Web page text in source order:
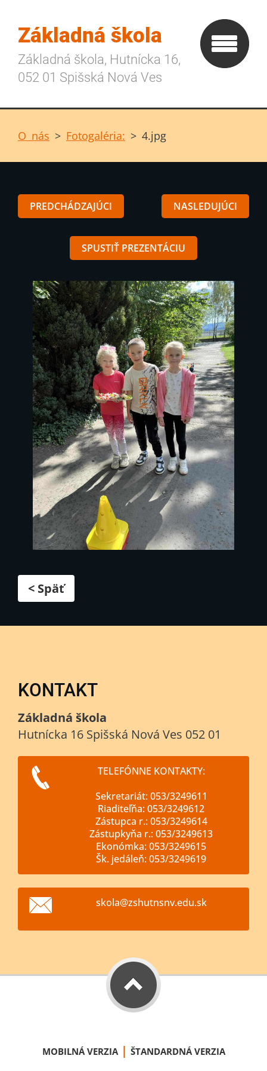
Základná škola
Základná škola, Hutnícka 16,
052 01 Spišská Nová Ves
O nás > Fotogaléria: > 4.jpg
PREDCHÁDZAJÚCI NASLEDUJÚCI
SPUSTIŤ PREZENTÁCIU
< Späť
KONTAKT
Základná škola
Hutnícka 16 Spišská Nová Ves 052 01
TELEFÓNNE KONTAKTY:
Sekretariát: 053/3249611
Riaditeľňa: 053/3249612
Zástupca r.: 053/3249614
Zástupkyňa r.: 053/3249613
Ekonómka: 053/3249615
Šk. jedáleň: 053/3249619
skola@zshutnsnv.edu.sk
MOBILNÁ VERZIA | ŠTANDARDNÁ VERZIA